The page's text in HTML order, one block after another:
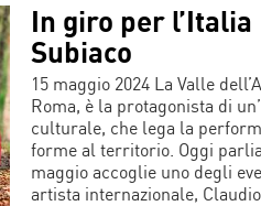
In giro per l’Italia
Subiaco
15 maggio 2024 La Valle
Roma, è la protagonista di
culturale, che lega la
forme al territorio. Oggi
maggio accoglie uno degli
artista internazionale,